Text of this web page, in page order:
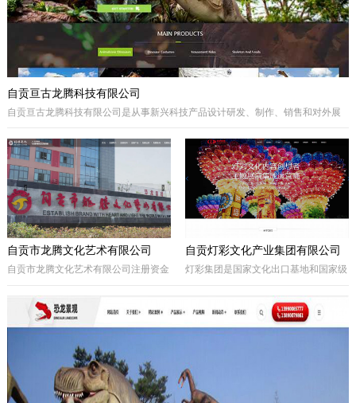
自贡亘古龙腾科技有限公司
自贡亘古龙腾科技有限公司是从事新兴科技产品设计研发、制作、销售和对外展
架、仿真远古植物、埋藏挖掘现场和行走恐龙服等仿真产品，现已成为行业内的
领军企业。
自贡灯彩文化产业集团有限公司
灯彩集团是国家文化出口基地和国家级
企业，集团子公司新亚彩灯是连续多年
由中央五部委联合授予的国家文化出口
州、安徽、甘肃、加拿大、美国等多个
控股合作团队。集团从…
自贡市龙腾文化艺术有限公司
自贡市龙腾文化艺术有限公司注册资金
之乡、中国灯城”美誉的四川省自贡
市。拥有“占地100余亩的中国彩灯仿真
司从事彩灯艺术工程、彩车彩船巡游工
程、趣味式景观游乐器具、景观雕塑工
程、城市文化符号美化亮化工程，以及